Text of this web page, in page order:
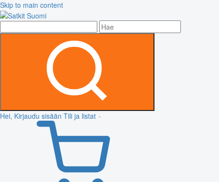
Skip to main content
Hei, Kirjaudu sisään Tili ja listat